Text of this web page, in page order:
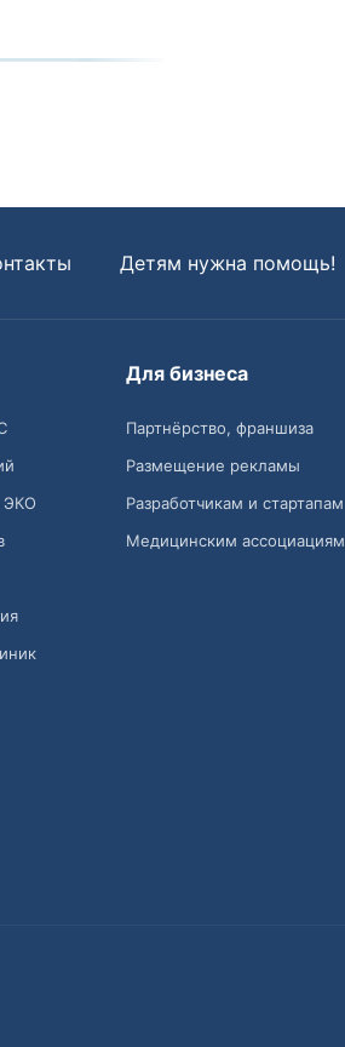
Детям нужна помощь!
ЭКО
Для бизнеса
Партнёрство, франшиза
Размещение рекламы
Разработчикам и стартапам
Медицинским ассоциациям